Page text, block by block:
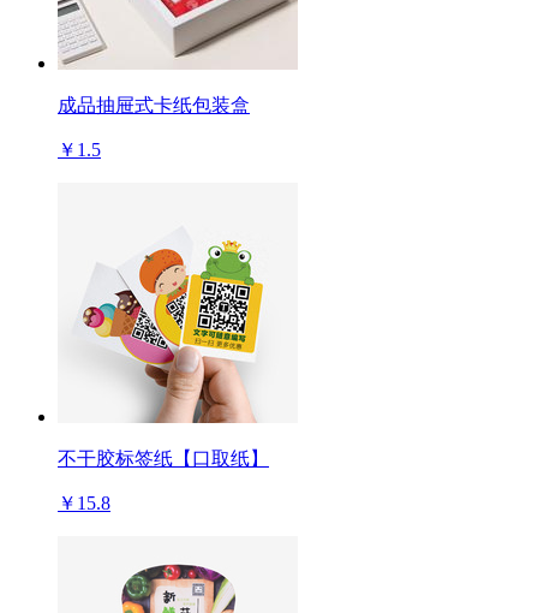
成品抽屉式卡纸包装盒
￥1.5
不干胶标签纸【口取纸】
￥15.8